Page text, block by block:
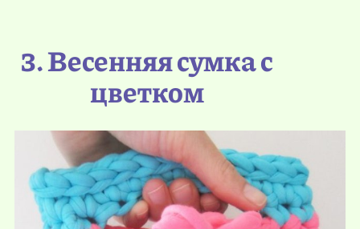
3. Весенняя сумка с
цветком